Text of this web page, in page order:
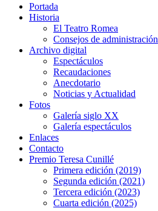
Portada
Historia
El Teatro Romea
Consejos de administración
Archivo digital
Espectáculos
Recaudaciones
Anecdotario
Noticias y Actualidad
Fotos
Galería siglo XX
Galería espectáculos
Enlaces
Contacto
Premio Teresa Cunillé
Primera edición (2019)
Segunda edición (2021)
Tercera edición (2023)
Cuarta edición (2025)